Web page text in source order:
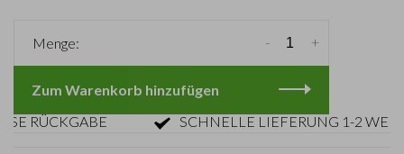
Menge: +
-
Zum Warenkorb hinzufügen
SCHNELLE LIEFERUNG 1-2